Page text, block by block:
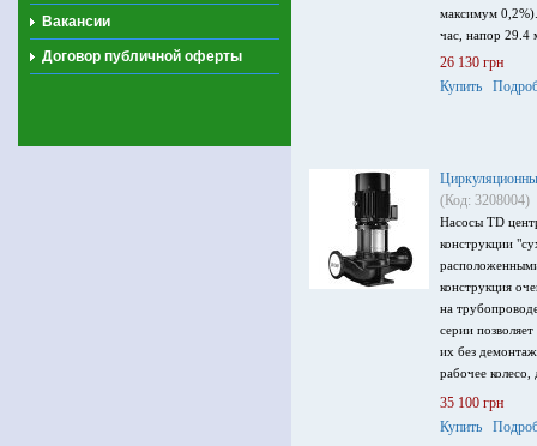
Вакансии
Договор публичной оферты
максимум
час, напор 29.4
26 130 грн
Купить
(Код: 3208004)
Насосы TD
конструкции
конструкция
на
серии
их без
рабочее колесо,
максимальный
напряжение
35 100 грн
Купить